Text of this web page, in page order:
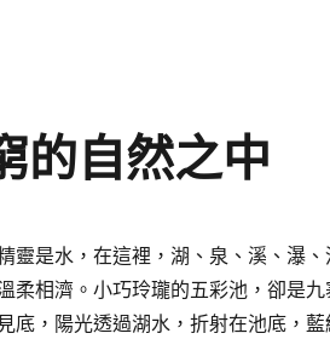
的自然之中
靈是水，在這裡，湖、泉、溪、瀑
柔相濟。小巧玲瓏的五彩池，卻是
底，陽光透過湖水，折射在池底，